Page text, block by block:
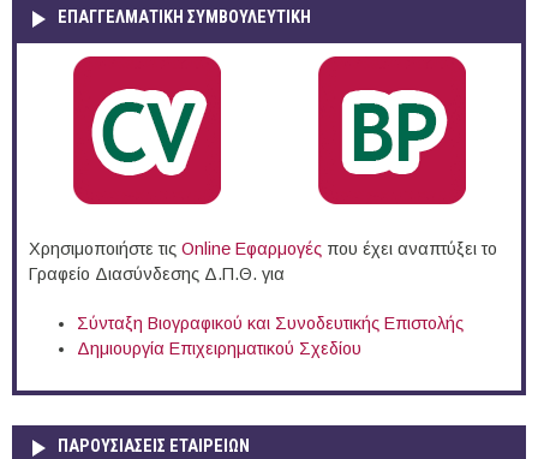
ΕΠΑΓΓΕΛΜΑΤΙΚΉ ΣΥΜΒΟΥΛΕΥΤΙΚΉ
Χρησιμοποιήστε τις Online Eφαρμογές που έχει αναπτύξει το
Γραφείο Διασύνδεσης Δ.Π.Θ. για
Σύνταξη Βιογραφικού και Συνοδευτικής Επιστολής
Δημιουργία Επιχειρηματικού Σχεδίου
ΠΑΡΟΥΣΙΆΣΕΙΣ ΕΤΑΙΡΕΙΏΝ